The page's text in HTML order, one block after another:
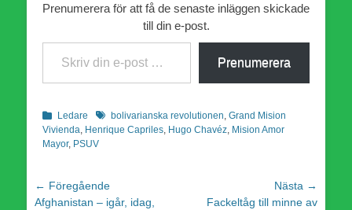
Prenumerera för att få de senaste inläggen skickade
till din e-post.
Skriv din e-post …
Prenumerera
Kategorier
Ledare Etiketter
bolivarianska revolutionen Grand Mision
Vivienda Henrique Capriles Hugo Chavéz Mision Amor
Mayor, PSUV
Inläggsnavigering
← Föregående
Föregående
Afghanistan – igår, idag,
Nästa →
Fackeltåg till minne av